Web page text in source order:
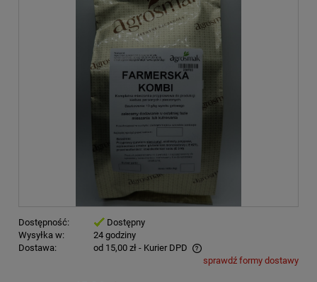
Dostępność:
Dostępny
Wysyłka w:
24 godziny
Dostawa:
od 15,00 zł - Kurier DPD
Cena nie zawiera ewentualnych kosztów płatnościsprawdź formy dostawy